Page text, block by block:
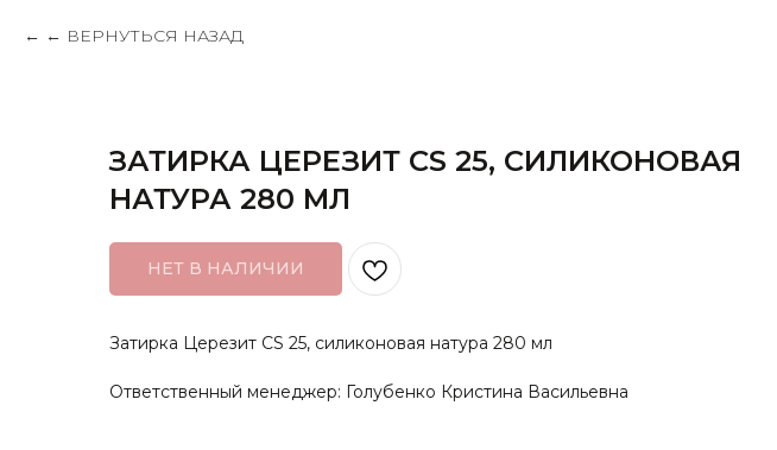
← ВЕРНУТЬСЯ НАЗАД
ЗАТИРКА ЦЕРЕЗИТ CS 25, СИЛИКОНОВАЯ
НАТУРА 280 МЛ
НЕТ В НАЛИЧИИ
Затирка Церезит CS 25, силиконовая натура 280 мл
Ответственный менеджер: Голубенко Кристина Васильевна